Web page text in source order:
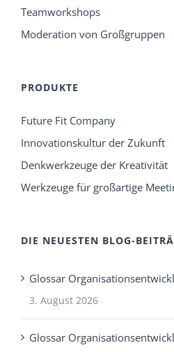
Teamworkshops
Moderation von Großgruppen
PRODUKTE
Future Fit Company
Innovationskultur der Zukunft
Denkwerkzeuge der Kreativität
Werkzeuge für großartige
DIE NEUESTEN BLOG-
Glossar
3. August 2026
Glossar